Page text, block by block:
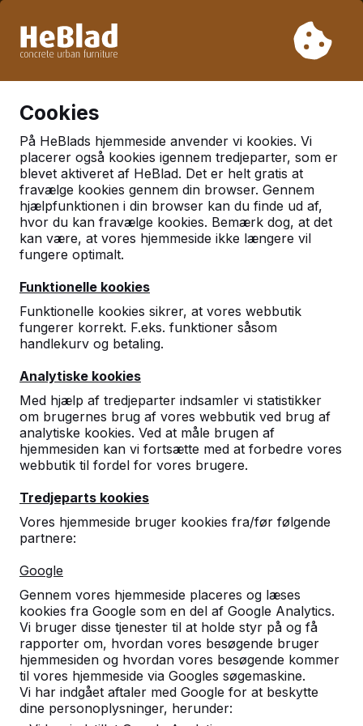
Så tag venligst højde for længere leveringstider.
Cookies
På HeBlads hjemmeside anvender vi kookies. Vi
placerer også kookies igennem tredjeparter, som er
blevet aktiveret af HeBlad. Det er helt gratis at
fravælge kookies gennem din browser. Gennem
hjælpfunktionen i din browser kan du finde ud af,
hvor du kan fravælge kookies. Bemærk dog, at det
kan være, at vores hjemmeside ikke længere vil
fungere optimalt.
Funktionelle kookies
Funktionelle kookies sikrer, at vores webbutik
fungerer korrekt. F.eks. funktioner såsom
handlekurv og betaling.
Analytiske kookies
Med hjælp af tredjeparter indsamler vi statistikker
om brugernes brug af vores webbutik ved brug af
analytiske kookies. Ved at måle brugen af
hjemmesiden kan vi fortsætte med at forbedre vores
webbutik til fordel for vores brugere.
Tredjeparts kookies
Vores hjemmeside bruger kookies fra/før følgende
partnere:
Google
Gennem vores hjemmeside placeres og læses
kookies fra Google som en del af Google Analytics.
Vi bruger disse tjenester til at holde styr på og få
rapporter om, hvordan vores besøgende bruger
hjemmesiden og hvordan vores besøgende kommer
til vores hjemmeside via Googles søgemaskine.
Vi har indgået aftaler med Google for at beskytte
dine personoplysninger, herunder:
Vi har solgt over 30.000 borde
HeBlad Danmark
Diamantweg 22
5527 LC Hapert
+31 (0)497 - 36.08.08
info@HeBlad.dk
Kategorier
Øvrige